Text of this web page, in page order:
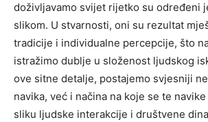
doživljavamo svijet rijetko su određeni
slikom. U stvarnosti, oni su rezultat
tradicije i individualne percepcije, što
istražimo dublje u složenost ljudskog
ove sitne detalje, postajemo svjesniji
navika, već i načina na koje se te
sliku ljudske interakcije i društvene